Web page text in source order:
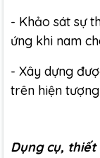
- Khảo sát sự
ứng khi nam
- Xây dựng
trên hiện
Dụng cụ, thiết